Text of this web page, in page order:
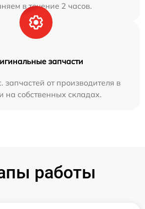
в течение 2 часов.
запчасти
запчастей от производителя в
на собственных складах.
работы